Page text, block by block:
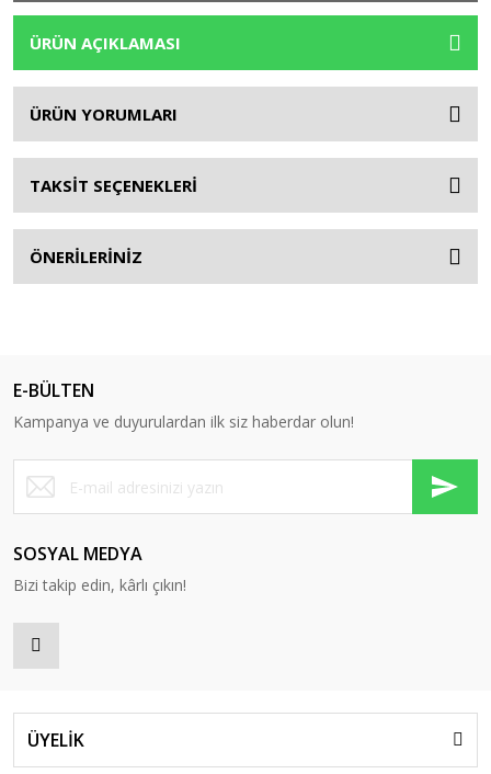
ÜRÜN AÇIKLAMASI
ÜRÜN YORUMLARI
TAKSİT SEÇENEKLERİ
ÖNERİLERİNİZ
E-BÜLTEN
Kampanya ve duyurulardan ilk siz haberdar olun!
SOSYAL MEDYA
Bizi takip edin, kârlı çıkın!
ÜYELİK